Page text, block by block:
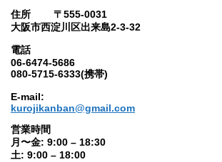
住所 〒555-0031
大阪市西淀川区出来島2-3-32
電話
06-6474-5686
080-5715-6333(携帯)
E-mail:
kurojikanban@gmail.com
営業時間
月〜金: 9:00 – 18:30
土: 9:00 – 18:00